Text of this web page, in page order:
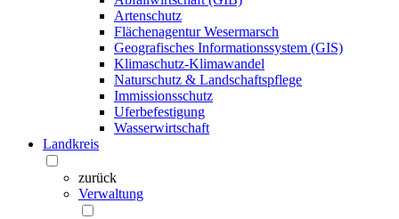
Artenschutz
Flächenagentur Wesermarsch
Geografisches Informationssystem (GIS)
Klimaschutz-Klimawandel
Naturschutz & Landschaftspflege
Immissionsschutz
Uferbefestigung
Wasserwirtschaft
Landkreis
zurück
Verwaltung